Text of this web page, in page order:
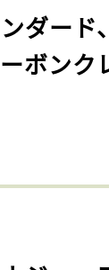
ダード
ボンク